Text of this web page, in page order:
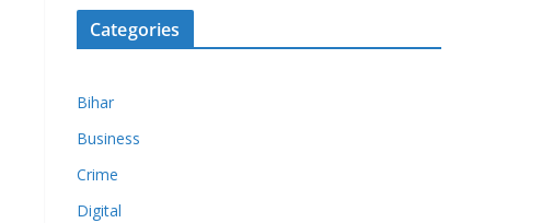
Categories
Bihar
Business
Crime
Digital